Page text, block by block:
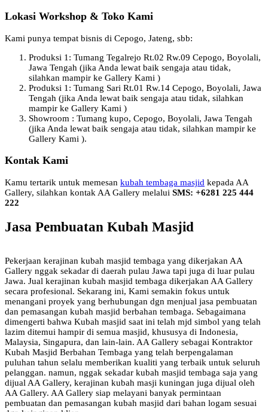
Lokasi Workshop & Toko Kami
Kami punya tempat bisnis di Cepogo, Jateng, sbb:
Produksi 1: Tumang Tegalrejo Rt.02 Rw.09 Cepogo, Boyolali,
Jawa Tengah (jika Anda lewat baik sengaja atau tidak,
silahkan mampir ke Gallery Kami )
Produksi 1: Tumang Sari Rt.01 Rw.14 Cepogo, Boyolali, Jawa
Tengah (jika Anda lewat baik sengaja atau tidak, silahkan
mampir ke Gallery Kami )
Showroom : Tumang kupo, Cepogo, Boyolali, Jawa Tengah
(jika Anda lewat baik sengaja atau tidak, silahkan mampir ke
Gallery Kami ).
Kontak Kami
Kamu tertarik untuk memesan kubah tembaga masjid kepada AA
Gallery, silahkan kontak AA Gallery melalui SMS: +6281 225 444
222
Jasa Pembuatan Kubah Masjid
Pekerjaan kerajinan kubah masjid tembaga yang dikerjakan AA
Gallery nggak sekadar di daerah pulau Jawa tapi juga di luar pulau
Jawa. Jual kerajinan kubah masjid tembaga dikerjakan AA Gallery
secara profesional. Sekarang ini, Kami semakin fokus untuk
menangani proyek yang berhubungan dgn menjual jasa pembuatan
dan pemasangan kubah masjid berbahan tembaga. Sebagaimana
dimengerti bahwa Kubah masjid saat ini telah mjd simbol yang telah
lazim ditemui hampir di semua masjid, khususya di Indonesia,
Malaysia, Singapura, dan lain-lain. AA Gallery sebagai Kontraktor
Kubah Masjid Berbahan Tembaga yang telah berpengalaman
puluhan tahun selalu memberikan kualiti yang terbaik untuk seluruh
pelanggan. namun, nggak sekadar kubah masjid tembaga saja yang
dijual AA Gallery, kerajinan kubah masji kuningan juga dijual oleh
AA Gallery. AA Gallery siap melayani banyak permintaan
pembuatan dan pemasangan kubah masjid dari bahan logam sesuai